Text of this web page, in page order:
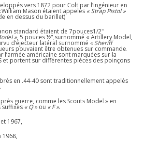
vers 1872 pour Colt par l’ingénieur en
Mason étaient appelés « Strap Pistol »
en dessus du barillet)
standard étaient de 7pouces1/2"
», 5 pouces ½",surnommé « Artillery Model,
d’éjecteur latéral surnommé « Sheriff
pouvaient être obtenues sur commande.
l’armée américaine sont marquées sur la
et portent sur différentes pièces des poinçons
en .44-40 sont traditionnellement appelés
.
guerre, comme les Scouts Model » en
suffixes « Q »ou « F ».
1967,
1968,